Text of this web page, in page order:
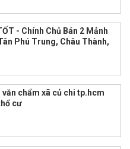
- Chính Chủ Bán 2 Mảnh
Phú Trung, Châu Thành,
chẩm xã củ chi tp.hcm
cư